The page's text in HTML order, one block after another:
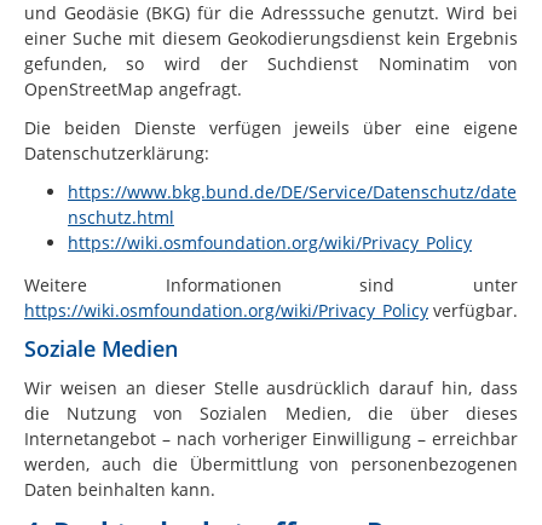
und Geodäsie (BKG) für die Adresssuche genutzt. Wird bei
einer Suche mit diesem Geokodierungsdienst kein Ergebnis
gefunden, so wird der Suchdienst Nominatim von
OpenStreetMap angefragt.
Die beiden Dienste verfügen jeweils über eine eigene
Datenschutzerklärung:
https://www.bkg.bund.de/DE/Service/Datenschutz/date
nschutz.html
https://wiki.osmfoundation.org/wiki/Privacy_Policy
Weitere Informationen sind unter
https://wiki.osmfoundation.org/wiki/Privacy_Policy verfügbar.
Soziale Medien
Wir weisen an dieser Stelle ausdrücklich darauf hin, dass
die Nutzung von Sozialen Medien, die über dieses
Internetangebot – nach vorheriger Einwilligung – erreichbar
werden, auch die Übermittlung von personenbezogenen
Daten beinhalten kann.